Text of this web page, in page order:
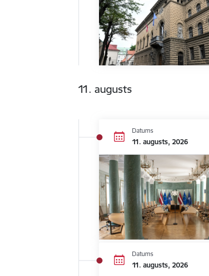
11. augusts
Datums
11. augusts, 2026
Datums
11. augusts, 2026